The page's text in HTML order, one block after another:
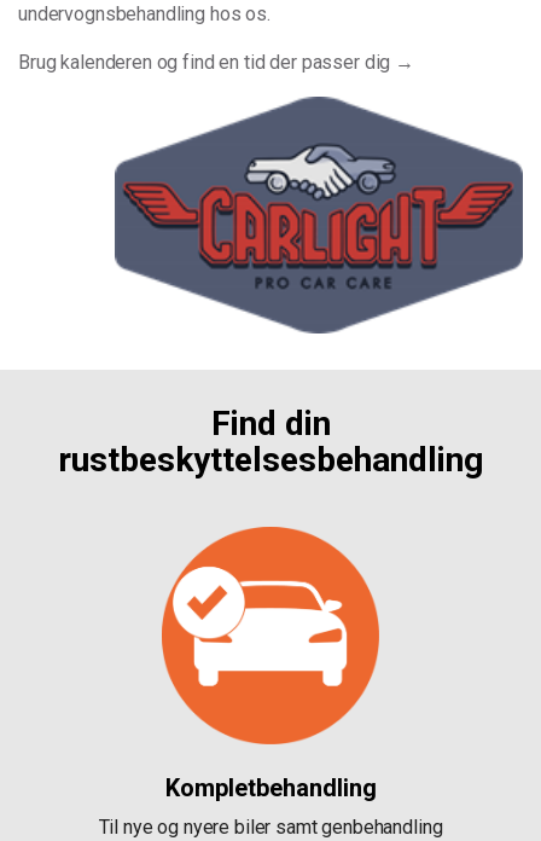
undervognsbehandling hos os.
Brug kalenderen og find en tid der passer dig →
Find din
rustbeskyttelsesbehandling
Kompletbehandling
Til nye og nyere biler samt genbehandling